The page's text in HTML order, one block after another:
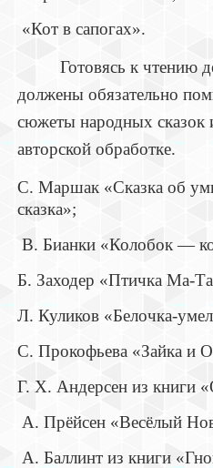
«Кот в сапогах».
Готовясь к чтению
должены обязательно
сюжеты народных сказок
авторской обработке.
С. Маршак «Сказка об
сказка»;
В. Бианки «Колобок —
Б. Заходер «Птичка Ма-
Л. Куликов «Белочка-
С. Прокофьева «Зайка и
Г. X. Андерсен из книги
А. Прёйсен «Весёлый
А. Баллинт из книги